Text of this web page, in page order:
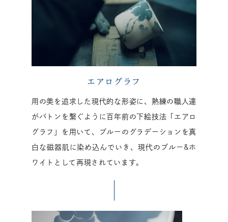
エアログラフ
用の美を追求した現代的な形姿に、熟練の職人達
がバトンを繋ぐように百年前の下絵技法「エアロ
グラフ」を用いて、ブルーのグラデーションを真
白な磁器肌に染め込んでいき、現代のブルー&ホ
ワイトとして再現されています。